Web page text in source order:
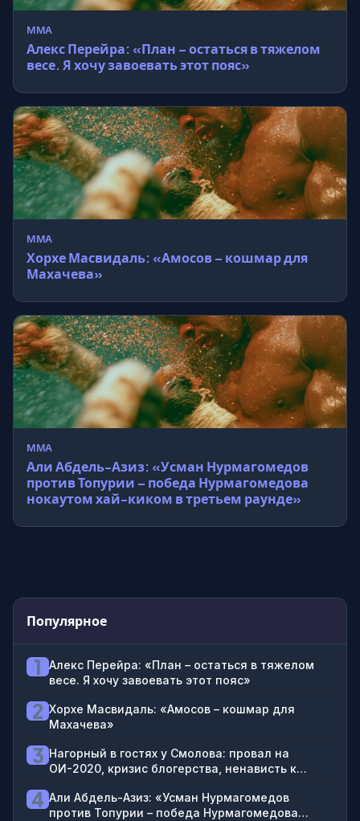
MMA
Алекс Перейра: «План – остаться в тяжелом
весе. Я хочу завоевать этот пояс»
MMA
Хорхе Масвидаль: «Амосов – кошмар для
Махачева»
MMA
Али Абдель-Азиз: «Усман Нурмагомедов
против Топурии – победа Нурмагомедова
нокаутом хай-киком в третьем раунде»
Популярное
1
Алекс Перейра: «План – остаться в тяжелом
весе. Я хочу завоевать этот пояс»
2 Хорхе Масвидаль: «Амосов – кошмар для
Махачева»
3 Нагорный в гостях у Смолова: провал на
ОИ-2020, кризис блогерства, ненависть к
4 Али Абдель-Азиз: «Усман Нурмагомедов
против Топурии – победа Нурмагомедова